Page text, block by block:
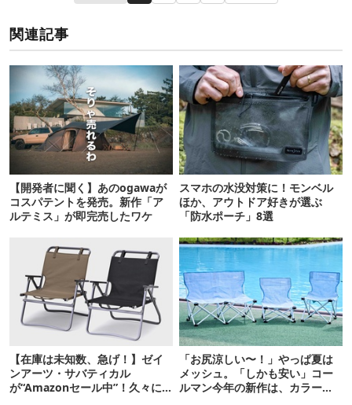
関連記事
【開発者に聞く】あのogawaが
コスパテントを発売。新作「ア
ルテミス」が即完売したワケ
スマホの水没対策に！モンベル
ほか、アウトドア好きが選ぶ
「防水ポーチ」8選
【在庫は未知数、急げ！】ゼイ
ンアーツ・サバティカル
が“Amazonセール中”！久々に
「お尻涼しい〜！」やっぱ夏は
メッシュ。「しかも安い」コー
ルマン今年の新作は、カラーも